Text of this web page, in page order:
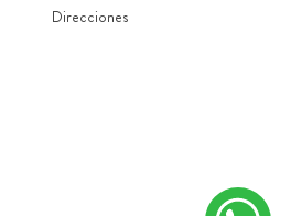
Direcciones